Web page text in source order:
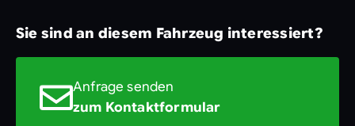
Sie sind an diesem Fahrzeug interessiert?
Anfrage senden
zum Kontaktformular